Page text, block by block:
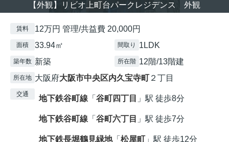
【外観】リビオ上町台パークレジデンス 外観
賃料 12万円 管理/共益費 20,000円
面積 33.94㎡ 間取り 1LDK
築年数 新築 所在階 12階/13階建
所在地 大阪府大阪市中央区内久宝寺町 ２丁目
交通 地下鉄谷町線 「 谷町四丁目 」駅 徒歩8分
地下鉄谷町線 「 谷町六丁目 」駅 徒歩7分
地下鉄長堀鶴見緑地「 松屋町 」駅 徒歩12分